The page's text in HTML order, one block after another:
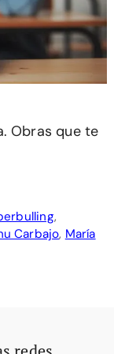
Obras que te
,
Carbajo, María